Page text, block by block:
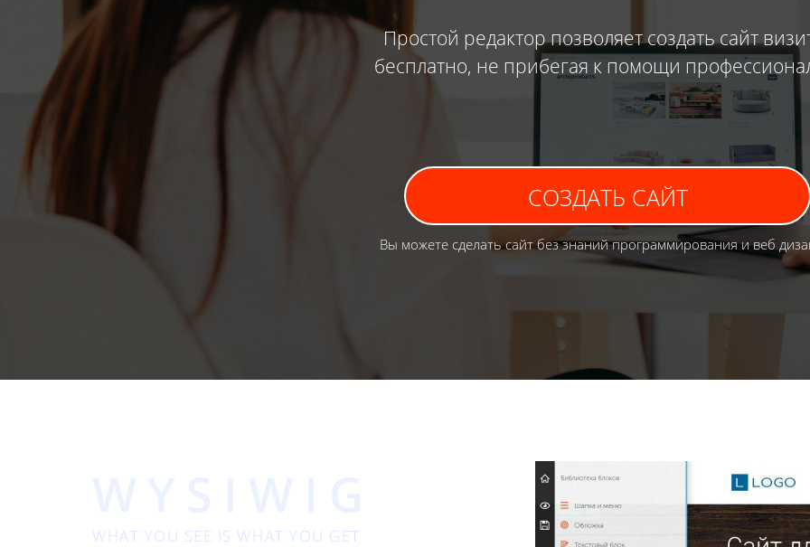
Простой редактор позволяет создать сайт
бесплатно, не прибегая к помощи
СОЗДАТЬ САЙТ
Вы можете сделать сайт без знаний программирования и веб
WHAT YOU SEE IS WHAT YOU GET